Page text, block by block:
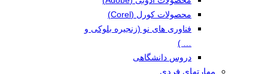
محصولات کورل (Corel)
فناوری های نو (زنجیره بلوکی و
… )
دروس دانشگاهی
مهارتهای فردی